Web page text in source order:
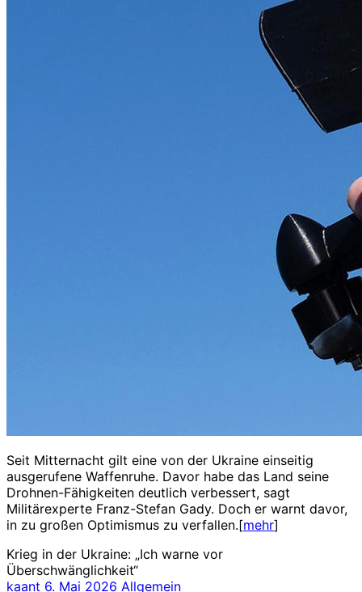
Seit Mitternacht gilt eine von der Ukraine einseitig
ausgerufene Waffenruhe. Davor habe das Land seine
Drohnen-Fähigkeiten deutlich verbessert, sagt
Militärexperte Franz-Stefan Gady. Doch er warnt davor,
in zu großen Optimismus zu verfallen.[mehr]
Krieg in der Ukraine: „Ich warne vor
Überschwänglichkeit“
kaant 6. Mai 2026 Allgemein